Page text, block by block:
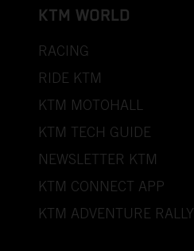
KTM WORLD
RACING
RIDE KTM
KTM MOTOHALL
KTM TECH GUIDE
NEWSLETTER KTM
KTM CONNECT APP
KTM ADVENTURE RALLY